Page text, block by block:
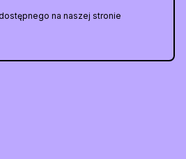
na naszej stronie